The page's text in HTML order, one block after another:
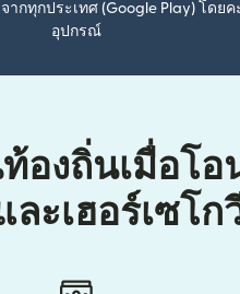
ทุกประเทศ (Google Play) โด
อุปกรณ์
องถิ่นเมื่อโอ
ละเฮอร์เซโก